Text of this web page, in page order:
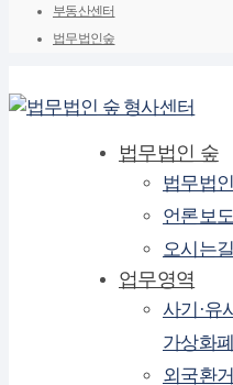
부동산센터
법무법인숲
법무법인 숲
법무법
언론보도
오시는길
업무영역
사기·유
가상화
외국환